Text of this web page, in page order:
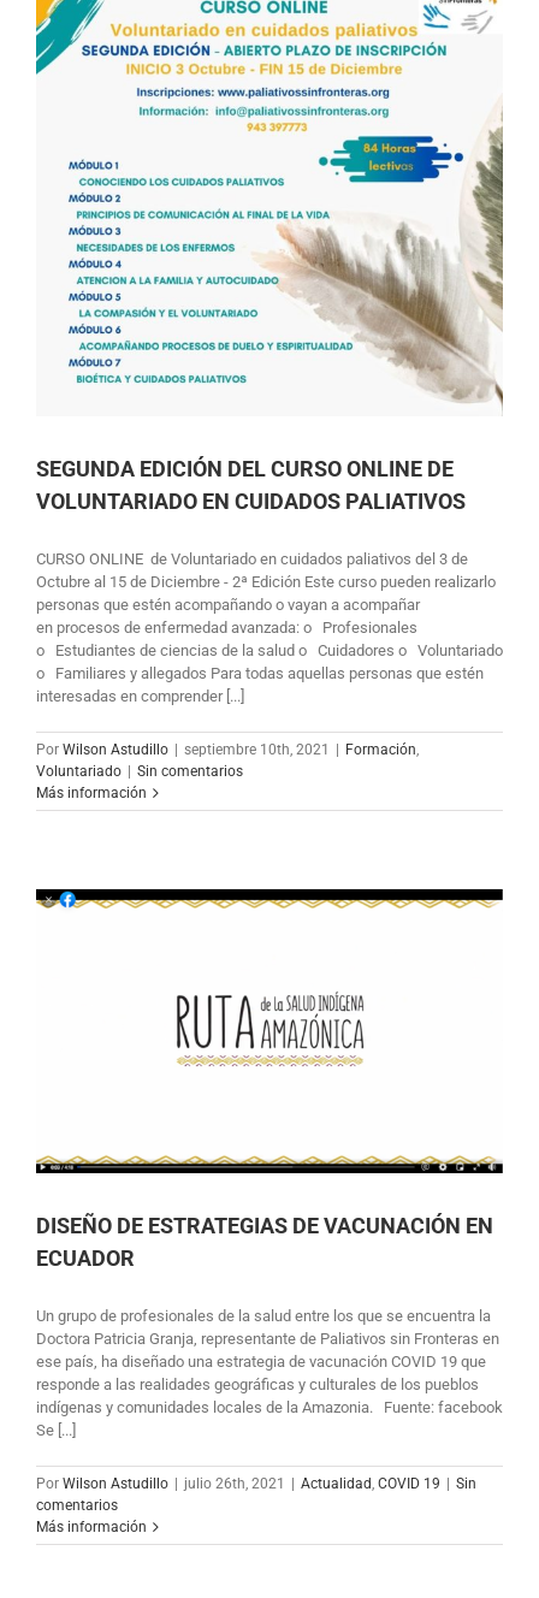
SEGUNDA EDICIÓN DEL CURSO ONLINE DE
VOLUNTARIADO EN CUIDADOS PALIATIVOS
CURSO ONLINE de Voluntariado en cuidados paliativos del 3 de
Octubre al 15 de Diciembre - 2ª Edición Este curso pueden realizarlo
personas que estén acompañando o vayan a acompañar
en procesos de enfermedad avanzada: o Profesionales
o Estudiantes de ciencias de la salud o Cuidadores o Voluntariado
o Familiares y allegados Para todas aquellas personas que estén
interesadas en comprender [...]
Por Wilson Astudillo septiembre 10th, 2021 Formación,
Voluntariado
Sin comentarios
Más información
DISEÑO DE ESTRATEGIAS DE VACUNACIÓN EN
ECUADOR
Un grupo de profesionales de la salud entre los que se encuentra la
Doctora Patricia Granja, representante de Paliativos sin Fronteras en
ese país, ha diseñado una estrategia de vacunación COVID 19 que
responde a las realidades geográficas y culturales de los pueblos
indígenas y comunidades locales de la Amazonia. Fuente: facebook
Se [...]
Por Wilson Astudillo julio 26th, 2021 Actualidad, COVID 19
Sin
comentarios
Más información